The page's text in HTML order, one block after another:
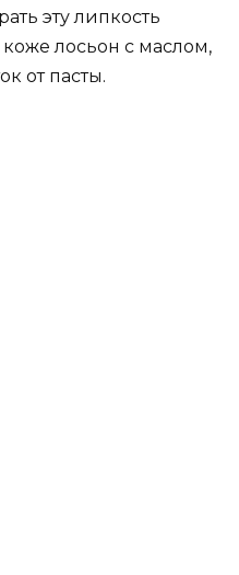
эту липкость
лосьон с маслом,
от пасты.